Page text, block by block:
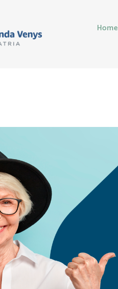
Home